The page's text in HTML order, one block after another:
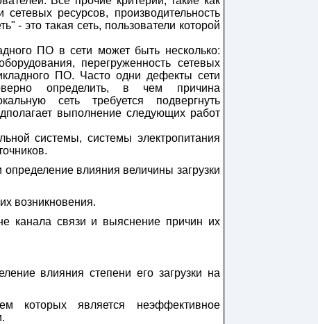
ресурсов, производительность
- это такая сеть, пользователи которой
ПО в сети может быть несколько:
перегруженность сетевых
ПО. Часто одни дефекты сети
определить, в чем причина
сеть требуется подвергнуть
выполнение следующих работ
системы, системы электропитания
влияния величины загрузки
возникновения.
канала связи и выяснение причин их
влияния степени его загрузки на
которых является неэффективное